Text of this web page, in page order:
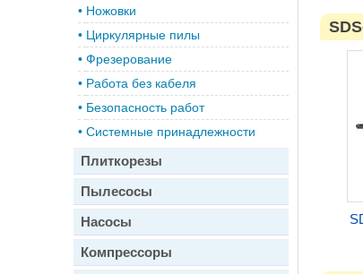
• Ножовки
• Циркулярные пилы
• Фрезерование
• Работа без кабеля
• Безопасность работ
• Системные принадлежности
Плиткорезы
Пылесосы
Насосы
Компрессоры